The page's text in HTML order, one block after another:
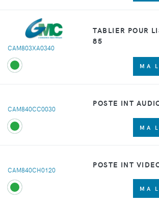
CAM803XA0340
TABLIER POUR
85
MA
CAM840CC0030
POSTE INT
MA
CAM840CH0120
POSTE INT
MA